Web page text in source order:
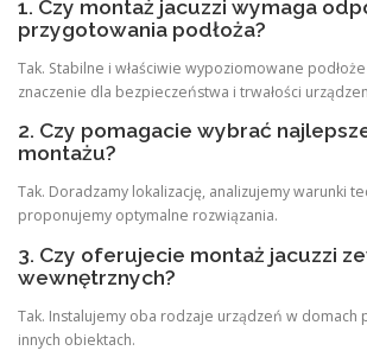
1. Czy montaż jacuzzi wymaga
przygotowania podłoża?
Tak. Stabilne i właściwie wypoziomowane
znaczenie dla bezpieczeństwa i trwałości
2. Czy pomagacie wybrać
montażu?
Tak. Doradzamy lokalizację, analizujemy warunki
proponujemy optymalne rozwiązania.
3. Czy oferujecie montaż jacuzzi
wewnętrznych?
Tak. Instalujemy oba rodzaje urządzeń w domach
innych obiektach.